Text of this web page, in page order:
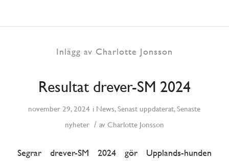
Inlägg av Charlotte Jonsson
Resultat drever-SM 2024
november 29, 2024 i News,Senast uppdaterat,Senaste
nyheter / av Charlotte Jonsson
Segrar drever-SM 2024 gör Upplands-hunden